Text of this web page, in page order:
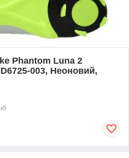
Phantom Luna 2
003, Неоновий,